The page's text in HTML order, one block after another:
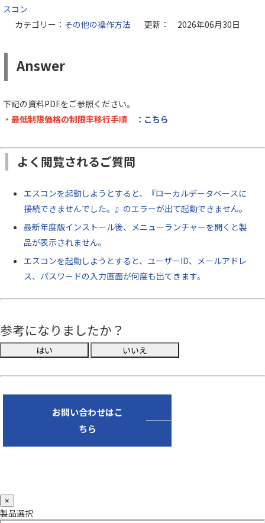
スコン
カテゴリー： その他の操作方法 更新： 2026年06月30日
Answer
下記の資料PDFをご参照ください。
・最低制限価格の制限率移行手順
： こちら
よく閲覧されるご質問
エスコンを起動しようとすると、『ローカルデータベースに
接続できませんでした。』のエラーが出て起動できません。
最新年度版インストール後、メニューランチャーを開くと製
品が表示されません。
エスコンを起動しようとすると、ユーザーID、メールアドレ
ス、パスワードの入力画面が何度も出てきます。
参考になりましたか？
お問い合わせはこ
ちら
×
製品選択